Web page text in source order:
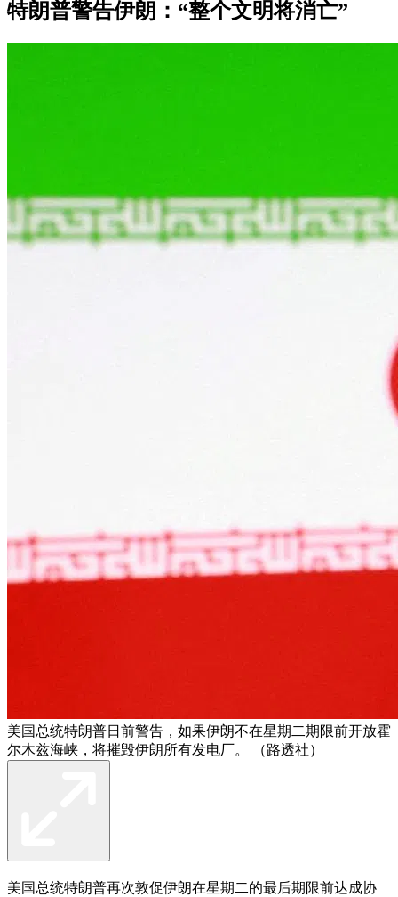
特朗普警告伊朗：“整个文明将消亡”
美国总统特朗普日前警告，如果伊朗不在星期二期限前开放霍
尔木兹海峡，将摧毁伊朗所有发电厂。 （路透社）
美国总统特朗普再次敦促伊朗在星期二的最后期限前达成协